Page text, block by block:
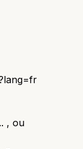
, ou